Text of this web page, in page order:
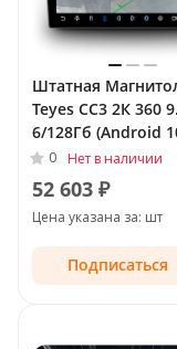
Штатная
Teyes CC3 2К 360
6/128Гб (Android
DSP, QLed) -
обзор для
TrailBlazer II 2012 -
0 Нет в наличии
52 603 ₽
Цена указана за: шт
Подписаться